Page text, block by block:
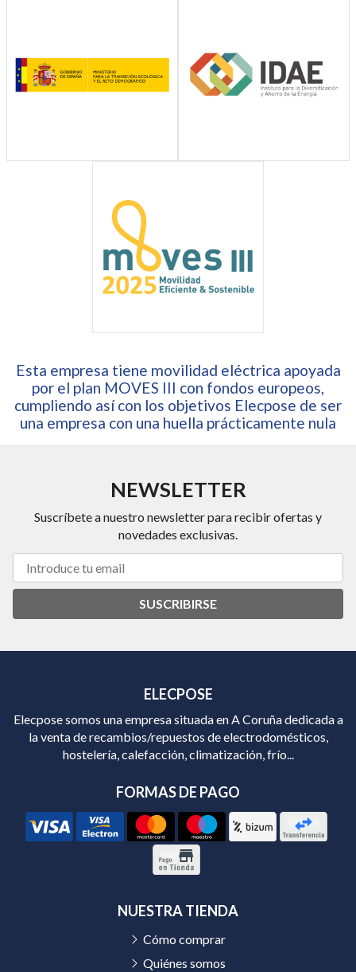
Esta empresa tiene movilidad eléctrica apoyada
por el plan MOVES III con fondos europeos,
cumpliendo así con los objetivos Elecpose de ser
una empresa con una huella prácticamente nula
NEWSLETTER
Suscríbete a nuestro newsletter para recibir ofertas y
novedades exclusivas.
SUSCRIBIRSE
ELECPOSE
Elecpose somos una empresa situada en A Coruña dedicada a
la venta de recambios/repuestos de electrodomésticos,
hostelería, calefacción, climatización, frío...
FORMAS DE PAGO
NUESTRA TIENDA
Cómo comprar
Quiénes somos